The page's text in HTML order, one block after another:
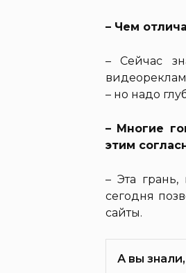
– Чем
– Сейчас
– но надо
– Многие
этим
– Эта грань,
сегодня
сайты.
А вы